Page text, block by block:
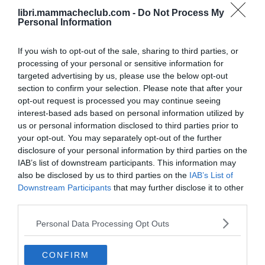
libri.mammacheclub.com - Do Not Process My
Personal Information
If you wish to opt-out of the sale, sharing to third parties, or
processing of your personal or sensitive information for
targeted advertising by us, please use the below opt-out
section to confirm your selection. Please note that after your
opt-out request is processed you may continue seeing
interest-based ads based on personal information utilized by
us or personal information disclosed to third parties prior to
your opt-out. You may separately opt-out of the further
disclosure of your personal information by third parties on the
IAB’s list of downstream participants. This information may
also be disclosed by us to third parties on the IAB’s List of
Downstream Participants that may further disclose it to other
Personal Data Processing Opt Outs
CONFIRM
dichiaro di voler conferire i miei dati personali ai fini
ricevere informazioni di carattere editoriale e
promozionale, riguardanti maternità e infanzia. Ho letto e
accetto iTermini e Condizionidel sito.*
Consento il trattamento dei dati personali forniti a
libri.mammacheclub per partecipare a ricerche di
mercato, per ricevere informazioni e offerte promozionali
tramite posta, telefono, posta elettronica, sms, mms da
parte di Aziende Terze, indicate nell'informativa riportata
qui *
Consento il trattamento dei miei dati forniti a
ai fini di marketing da parte dei Titolari del sito, per
ACCEDI
Dettagli account
Ordini
Indirizzi